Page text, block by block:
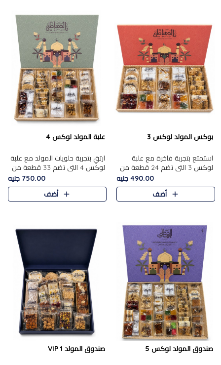
بوكس المولد لوكس 3
استمتع بتجربة فاخرة مع علبة
لوكس 3 التي تضم 24 قطعة من
أشهر حلويات المولد الشرقية
المختارة بعناية. تحتوي التشكيلة
على الجزرية بالفول، والملب..
490.00 جنيه
أضف
علبة المولد لوكس 4
ارتقِ بتجربة حلويات المولد مع علبة
لوكس 4 التي تضم 33 قطعة من
تشكيلة فاخرة ومتنوعة من أشهر
الأصناف الشرقية. تحتوي العلبة على
الجزرية بالفول،..
750.00 جنيه
أضف
صندوق المولد لوكس 5 صندوق المولد VIP 1